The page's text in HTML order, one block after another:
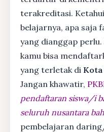
terakreditasi.
belajarnya, apa saja
yang dianggap perlu.
kamu bisa
yang terletak di
Jangan khawatir,
pendaftaran siswa/i
seluruh nusantara
pembelajaran